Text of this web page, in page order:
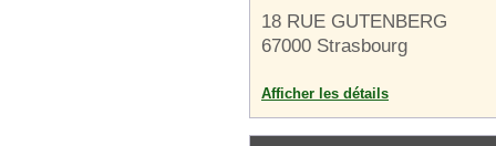
18 RUE GUTENBERG
67000 Strasbourg
Afficher les détails